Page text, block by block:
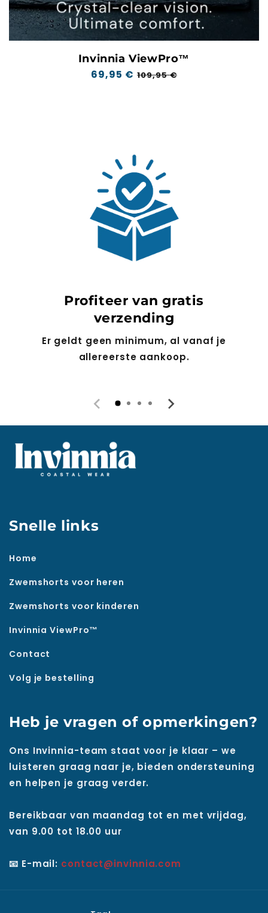
Invinnia ViewPro™
Normale
69,95 € Verkoopprijs
109,95 €
Profiteer van gratis
verzending
Er geldt geen minimum, al vanaf je
allereerste aankoop.
Snelle links
Home
Zwemshorts voor heren
Zwemshorts voor kinderen
Invinnia ViewPro™
Contact
Volg je bestelling
Heb je vragen of opmerkingen?
Ons Invinnia-team staat voor je klaar – we
luisteren graag naar je, bieden ondersteuning
en helpen je graag verder.
Bereikbaar van maandag tot en met vrijdag,
van 9.00 tot 18.00 uur
📧 E-mail: contact@invinnia.com